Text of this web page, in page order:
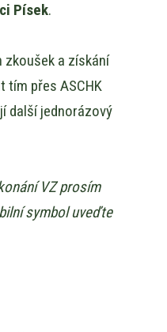
Písek.
zkoušek a získání
tím přes ASCHK
další jednorázový
VZ prosím
symbol uveďte